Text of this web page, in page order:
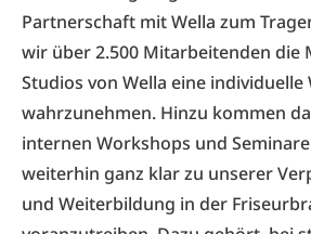
Partnerschaft mit Wella zum
wir über 2.500 Mitarbeitenden die
Studios von Wella eine
wahrzunehmen. Hinzu kommen
internen Workshops und
weiterhin ganz klar zu unserer
und Weiterbildung in der